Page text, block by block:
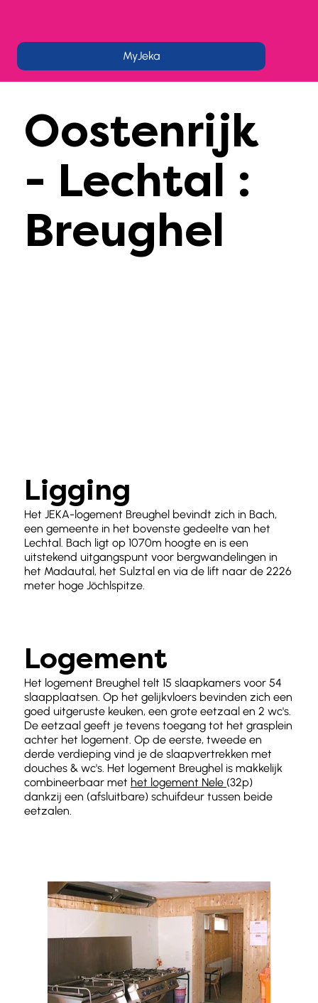
MyJeka
Oostenrijk
- Lechtal :
Breughel
Ligging
Het JEKA-logement Breughel bevindt zich in Bach,
een gemeente in het bovenste gedeelte van het
Lechtal. Bach ligt op 1070m hoogte en is een
uitstekend uitgangspunt voor bergwandelingen in
het Madautal, het Sulztal en via de lift naar de 2226
meter hogeJöchlspitze.
Logement
Het logement Breughel telt 15 slaapkamers voor 54
slaapplaatsen. Op het gelijkvloers bevinden zich een
goed uitgeruste keuken, een grote eetzaal en 2 wc's.
De eetzaal geeft je tevens toegang tot het grasplein
achter het logement. Op de eerste, tweede en
derde verdieping vind je de slaapvertrekken met
douches & wc's. Het logement Breughel is makkelijk
combineerbaar met het logement Nele (32p)
dankzij een (afsluitbare) schuifdeur tussen beide
eetzalen.